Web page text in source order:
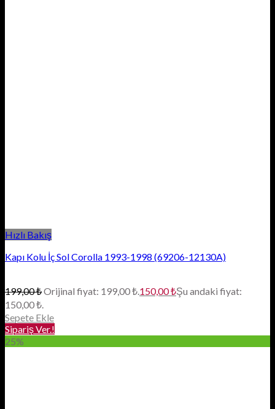
Hızlı Bakış
Kapı Kolu İç Sol Corolla 1993-1998 (69206-12130A)
199,00₺Orijinal fiyat: 199,00 ₺.150,00₺Şu andaki fiyat:
150,00 ₺.
Sepete Ekle
Sipariş Ver.!
25%